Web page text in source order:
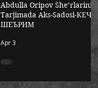
Abdulla Oripov She’rlarining
Tarjimada Aks-Sadosi-КЕЧИР
ШЕЪРИМ
Apr 3